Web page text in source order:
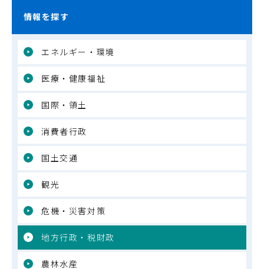
情報を探す
エネルギー・環境
医療・健康福祉
国際・領土
消費者行政
国土交通
観光
危機・災害対策
地方行政・税財政
農林水産